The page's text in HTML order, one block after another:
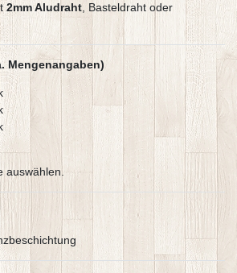
2mm Aludraht, Basteldraht oder
Mengenangaben)
auswählen.